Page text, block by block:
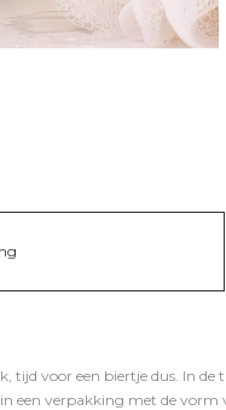
tijd voor een biertje dus. In
een verpakking met de vorm